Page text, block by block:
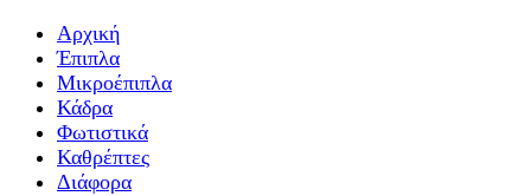
Αρχική
Έπιπλα
Μικροέπιπλα
Κάδρα
Φωτιστικά
Καθρέπτες
Διάφορα